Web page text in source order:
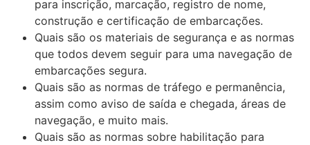
para inscrição, marcação, registro de nome,
construção e certificação de embarcações.
Quais são os materiais de segurança e as normas
que todos devem seguir para uma navegação de
embarcações segura.
Quais são as normas de tráfego e permanência,
assim como aviso de saída e chegada, áreas de
navegação, e muito mais.
Quais são as normas sobre habilitação para